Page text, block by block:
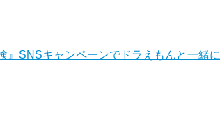
』SNSキャンペーンでドラえもんと一緒に